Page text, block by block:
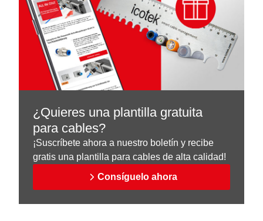
¿Quieres una plantilla gratuita
para cables?
¡Suscríbete ahora a nuestro boletín y recibe
gratis una plantilla para cables de alta calidad!
Consíguelo ahora